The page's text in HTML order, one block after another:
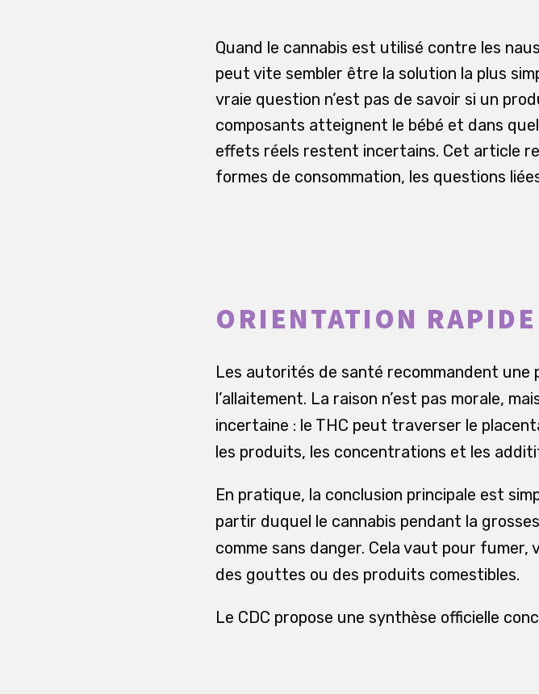
Quand le cannabis est utilisé contre les
peut vite sembler être la solution la plus
vraie question n’est pas de savoir si un
composants atteignent le bébé et dans
effets réels restent incertains. Cet article
formes de consommation, les questions
ORIENTATION RAPIDE
Les autorités de santé recommandent une
l’allaitement. La raison n’est pas morale,
incertaine : le THC peut traverser le
les produits, les concentrations et les
En pratique, la conclusion principale est
partir duquel le cannabis pendant la
comme sans danger. Cela vaut pour
des gouttes ou des produits comestibles.
Le CDC propose une synthèse officielle